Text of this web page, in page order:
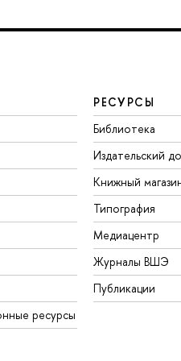
ресурсы
РЕСУРСЫ
Библиотека
Издательский
Книжный
Типография
Медиацентр
Журналы ВШЭ
Публикации